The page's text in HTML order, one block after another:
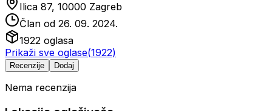
Ilica 87, 10000 Zagreb
Član od 26. 09. 2024.
1922 oglasa
Prikaži sve oglase(1922)
Recenzije Dodaj
Nema recenzija